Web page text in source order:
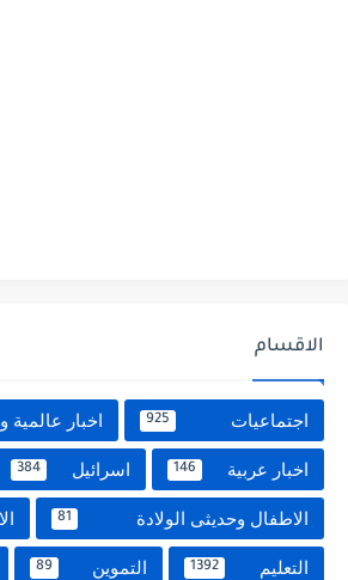
الاقسام
اجتماعيات 925 اخبار عالمية
اخبار عربية 146 اسرائيل 384
الاطفال وحديثى الولادة 81
التعليم 1392 التموين 89